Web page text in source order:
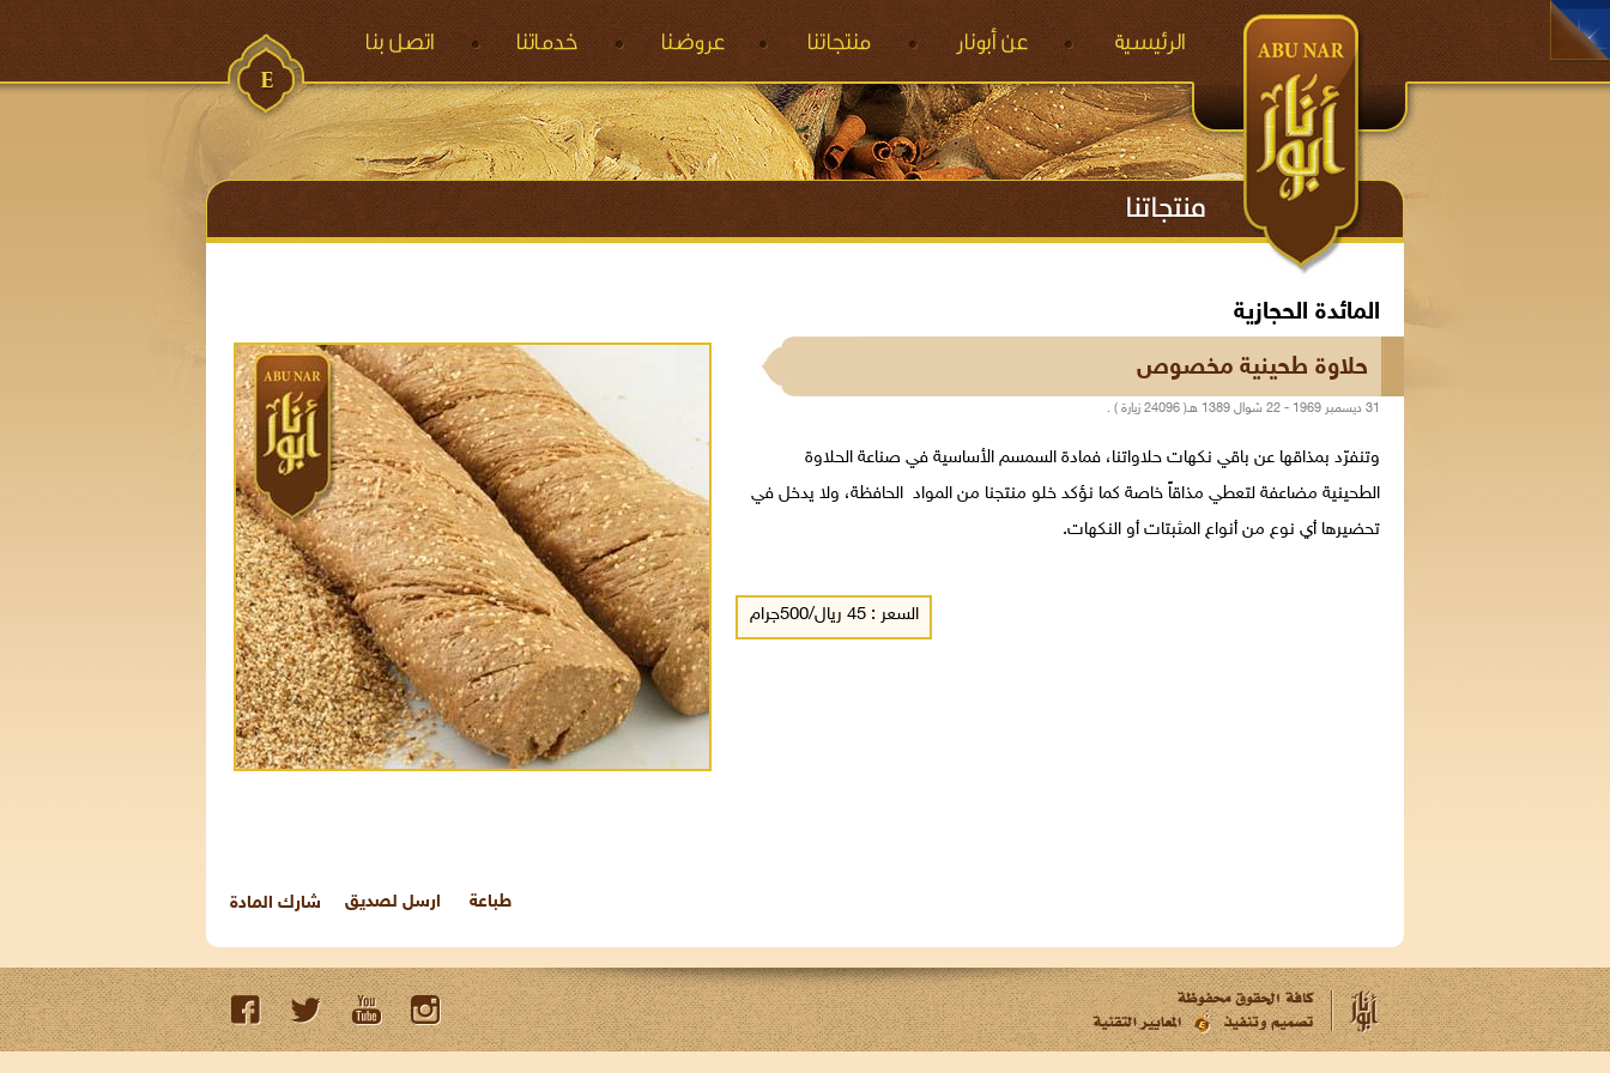
المائدة الحجازية
حلاوة طحينية مخصوص
31 ديسمبر 1969 - 22 شوال 1389 هـ( 24096 زيارة ) .
وتنفرّد بمذاقها عن باقي نكهات حلاواتنا، فمادة السمسم الأساسية في صناعة الحلاوة
الطحينية مضاعفة لتعطي مذاقاً خاصة كما نؤكد خلو منتجنا من المواد الحافظة، ولا يدخل في
تحضيرها أي نوع من أنواع المثبتات أو النكهات.
السعر : 45 ريال/500جرام
شارك المادة طباعة ارسل لصديق